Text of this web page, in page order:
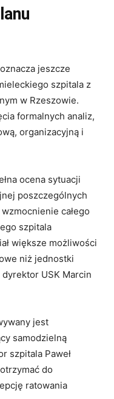
jeszcze
szpitala z
w Rzeszowie.
formalnych analiz,
organizacyjną i
ocena sytuacji
poszczególnych
całego
szpitala
większe możliwości
niż jednostki
dyrektor USK Marcin
jest
samodzielną
szpitala Paweł
do
ratowania